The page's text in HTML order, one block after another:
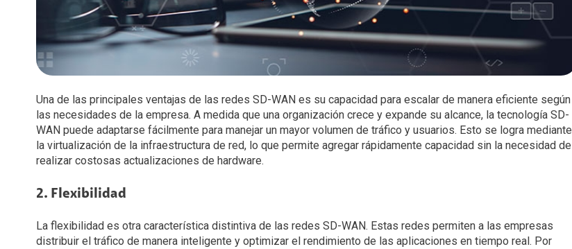
Una de las principales ventajas de las redes SD-WAN es su capacidad para escalar de manera eficiente según
las necesidades de la empresa. A medida que una organización crece y expande su alcance, la tecnología SD-
WAN puede adaptarse fácilmente para manejar un mayor volumen de tráfico y usuarios. Esto se logra mediante
la virtualización de la infraestructura de red, lo que permite agregar rápidamente capacidad sin la necesidad de
realizar costosas actualizaciones de hardware.
2. Flexibilidad
La flexibilidad es otra característica distintiva de las redes SD-WAN. Estas redes permiten a las empresas
distribuir el tráfico de manera inteligente y optimizar el rendimiento de las aplicaciones en tiempo real. Por